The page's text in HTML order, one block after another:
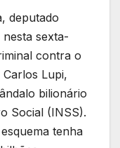
deputado
sexta-
contra o
Lupi,
bilionário
Social (INSS).
tenha